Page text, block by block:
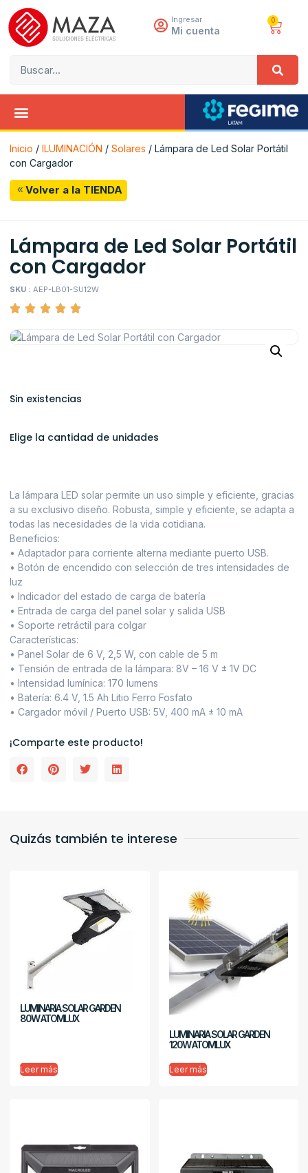
Ingresar
Mi cuenta
0
Inicio / ILUMINACIÓN / Solares / Lámpara de Led Solar Portátil
con Cargador
Volver a la TIENDA
Lámpara de Led Solar Portátil
con Cargador
SKU : AEP-LB01-SU12W
Sin existencias
Elige la cantidad de unidades
La lámpara LED solar permite un uso simple y eficiente, gracias
a su exclusivo diseño. Robusta, simple y eficiente, se adapta a
todas las necesidades de la vida cotidiana.
Beneficios:
• Adaptador para corriente alterna mediante puerto USB.
• Botón de encendido con selección de tres intensidades de
luz
• Indicador del estado de carga de batería
• Entrada de carga del panel solar y salida USB
• Soporte retráctil para colgar
Características:
• Panel Solar de 6 V, 2,5 W, con cable de 5 m
• Tensión de entrada de la lámpara: 8V – 16 V ± 1V DC
• Intensidad lumínica: 170 lumens
• Batería: 6.4 V, 1.5 Ah Litio Ferro Fosfato
• Cargador móvil / Puerto USB: 5V, 400 mA ± 10 mA
¡Comparte este producto!
Quizás también te interese
LUMINARIA SOLAR GARDEN
80W ATOMLUX
Leer más
LUMINARIA SOLAR GARDEN
120W ATOMLUX
Leer más